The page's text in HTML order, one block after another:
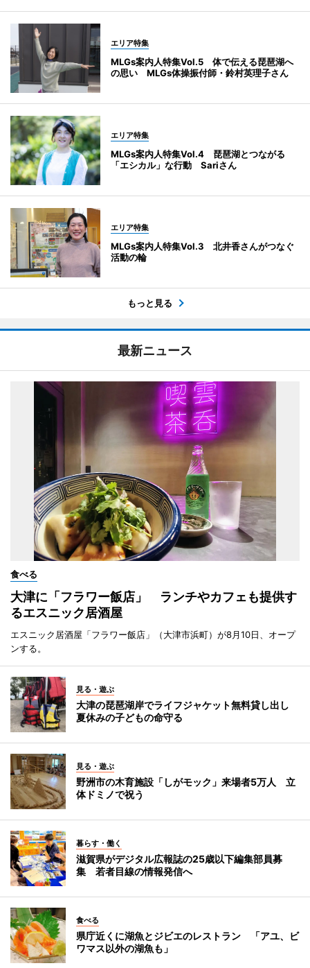
エリア特集
MLGs案内人特集Vol.5 体で伝える琵琶湖へ
の思い MLGs体操振付師・鈴村英理子さん
エリア特集
MLGs案内人特集Vol.4 琵琶湖とつながる
「エシカル」な行動 Sariさん
エリア特集
MLGs案内人特集Vol.3 北井香さんがつなぐ
活動の輪
もっと見る
最新ニュース
食べる
大津に「フラワー飯店」 ランチやカフェも提供す
るエスニック居酒屋
エスニック居酒屋「フラワー飯店」（大津市浜町）が8月10日、オープ
ンする。
見る・遊ぶ
大津の琵琶湖岸でライフジャケット無料貸し出し
夏休みの子どもの命守る
見る・遊ぶ
野洲市の木育施設「しがモック」来場者5万人 立
体ドミノで祝う
暮らす・働く
滋賀県がデジタル広報誌の25歳以下編集部員募
集 若者目線の情報発信へ
食べる
県庁近くに湖魚とジビエのレストラン 「アユ、ビ
ワマス以外の湖魚も」